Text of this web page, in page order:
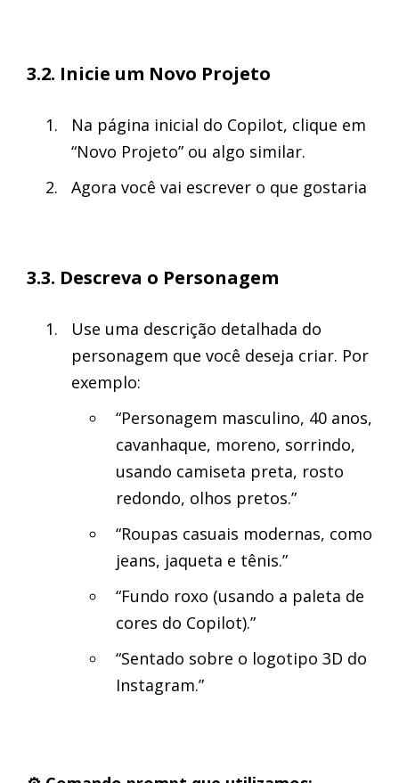
3.2. Inicie um Novo Projeto
Na página inicial do Copilot, clique em
“Novo Projeto” ou algo similar.
Agora você vai escrever o que gostaria
3.3. Descreva o Personagem
Use uma descrição detalhada do
personagem que você deseja criar. Por
exemplo:
“Personagem masculino, 40 anos,
cavanhaque, moreno, sorrindo,
usando camiseta preta, rosto
redondo, olhos pretos.”
“Roupas casuais modernas, como
jeans, jaqueta e tênis.”
“Fundo roxo (usando a paleta de
cores do Copilot).”
“Sentado sobre o logotipo 3D do
Instagram.”